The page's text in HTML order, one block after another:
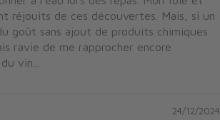
réjouits de ces découvertes. Mais, si un
goût sans ajout de produits chimiques
ravie de me rapprocher encore
vin...
24/12/2024